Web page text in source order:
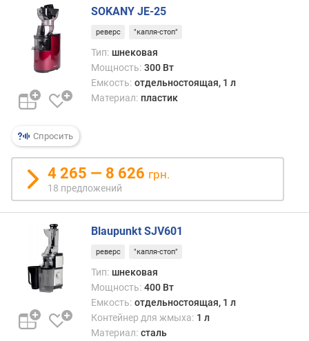
р
д
л
о
е
н
й
м
т
В
т
Спросить
SOKANY JE-25
реверс "капля-стоп"
Тип: шнековая
Мощность: 300 Вт
Емкость: отдельностоящая, 1 л
Материал: пластик
4 265 — 8 626 грн.
18 предложений
Blaupunkt SJV601
реверс "капля-стоп"
Тип: шнековая
Мощность: 400 Вт
Емкость: отдельностоящая, 1 л
Контейнер для жмыха: 1 л
Материал: сталь